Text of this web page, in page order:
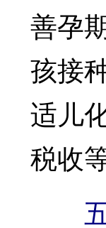
善孕
孩接
适儿
税收